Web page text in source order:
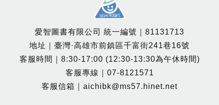
愛智圖書有限公司 統一編號｜81131713
地址｜臺灣·高雄市前鎮區千富街241巷16號
客服時間｜8:30-17:00 (12:30-13:30為午休時間)
客服專線｜07-8121571
客服信箱｜aichibk@ms57.hinet.net